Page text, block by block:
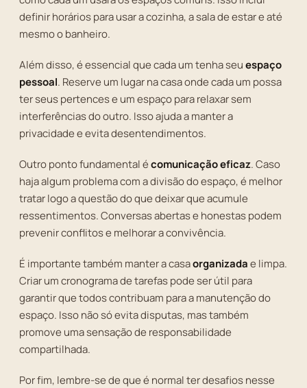
definir horários para usar a cozinha, a sala de estar e até
mesmo o banheiro.
Além disso, é essencial que cada um tenha seuespaço
pessoal. Reserve um lugar na casa onde cada um possa
ter seus pertences e um espaço para relaxar sem
interferências do outro. Isso ajuda a manter a
privacidade e evita desentendimentos.
Outro ponto fundamental écomunicação eficaz. Caso
haja algum problema com a divisão do espaço, é melhor
tratar logo a questão do que deixar que acumule
ressentimentos. Conversas abertas e honestas podem
prevenir conflitos e melhorar a convivência.
É importante também manter a casaorganizadae limpa.
Criar um cronograma de tarefas pode ser útil para
garantir que todos contribuam para a manutenção do
espaço. Isso não só evita disputas, mas também
promove uma sensação de responsabilidade
compartilhada.
Por fim, lembre-se de que é normal ter desafios nesse